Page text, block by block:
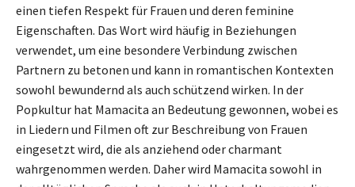
einen tiefen Respekt für Frauen und deren feminine
Eigenschaften. Das Wort wird häufig in Beziehungen
verwendet, um eine besondere Verbindung zwischen
Partnern zu betonen und kann in romantischen Kontexten
sowohl bewundernd als auch schützend wirken. In der
Popkultur hat Mamacita an Bedeutung gewonnen, wobei es
in Liedern und Filmen oft zur Beschreibung von Frauen
eingesetzt wird, die als anziehend oder charmant
wahrgenommen werden. Daher wird Mamacita sowohl in